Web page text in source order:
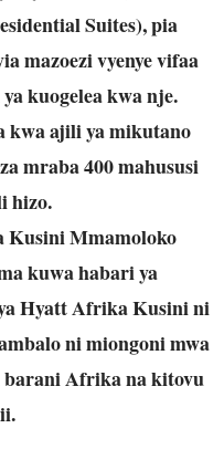
Suites), pia
mazoezi vyenye vifaa
kuogelea kwa nje.
kwa ajili ya mikutano
mraba 400 mahususi
hizo.
Mmamoloko
kuwa habari ya
Hyatt Afrika Kusini ni
ni miongoni mwa
barani Afrika na kitovu